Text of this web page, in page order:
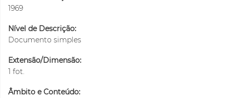
1969
Nível de Descrição:
Documento simples
Extensão/Dimensão:
1 fot.
Âmbito e Conteúdo: